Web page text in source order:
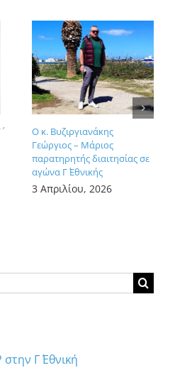
Ο κ. Βυζιργιανάκης
Γεώργιος – Μάριος
παρατηρητής διαιτησίας σε
αγώνα Γ΄ Εθνικής
3 Απριλίου, 2026
Γ΄ Εθνική